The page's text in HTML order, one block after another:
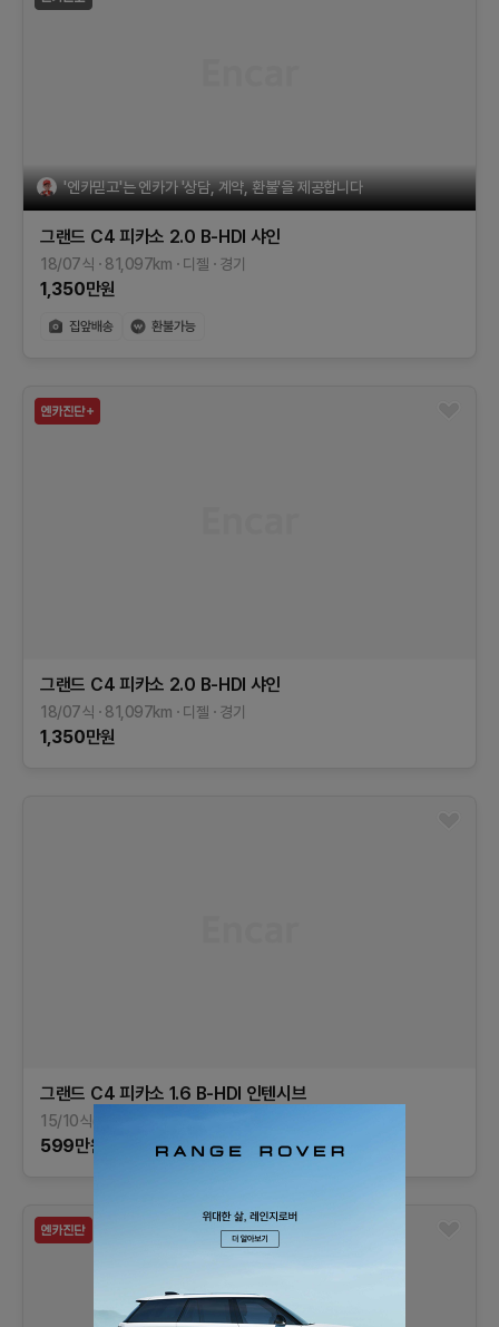
'엔카믿고'는 엔카가 '상담, 계약, 환불'을 제공합니다
그랜드 C4 피카소 2.0 B-HDI 샤인
18/07식 81,097km 디젤 경기
1,350만원
그랜드 C4 피카소 2.0 B-HDI 샤인
18/07식 81,097km 디젤 경기
1,350만원
그랜드 C4 피카소 1.6 B-HDI 인텐시브
15/10식(16년형)
599만원